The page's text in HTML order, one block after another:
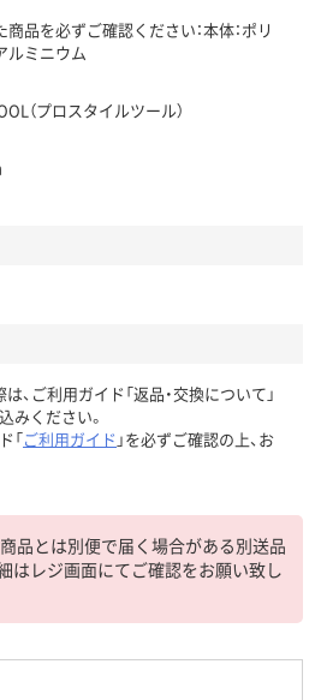
を必ずご確認ください：本体：ポリ
ルミニウム
（プロスタイルツール）
、ご利用ガイド「返品・交換について」
みください。
「ご利用ガイド 」を必ずご確認の上、お
品とは別便で届く場合がある別送品
はレジ画面にてご確認をお願い致し